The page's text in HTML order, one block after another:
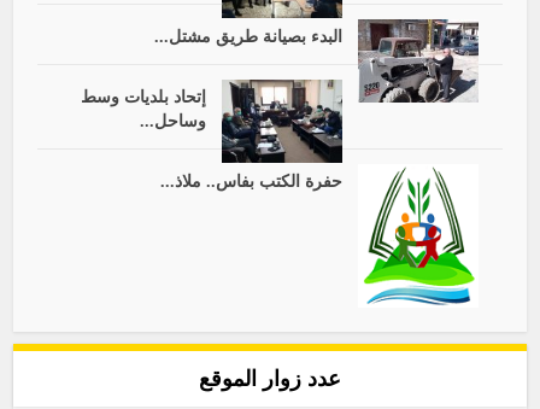
البدء بصيانة طريق مشتل...
إتحاد بلديات وسط
وساحل...
حفرة الكتب بفاس.. ملاذ...
عدد زوار الموقع